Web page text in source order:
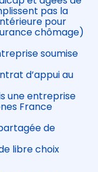
pas la
pour
chômage)
soumise
d’appui au
une entreprise
France
de
libre choix